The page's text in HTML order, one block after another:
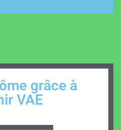
grâce à
VAE